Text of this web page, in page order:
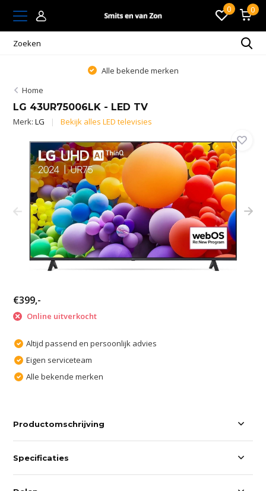
0 0
Alle bekende merken
Home
LG 43UR75006LK - LED TV
Merk:LG Bekijk alles LED televisies
€399,-
Online uitverkocht
Altijd passend en persoonlijk advies
Eigen serviceteam
Alle bekende merken
Productomschrijving
Specificaties